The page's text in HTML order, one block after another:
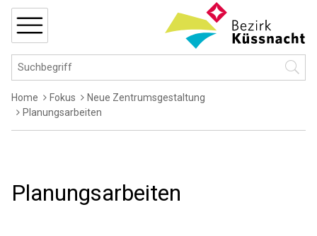
Navigieren in Küssnacht
Schnellnavigation
Hauptnavigation
Suchbegriff
Breadcrumb
Home Fokus
Neue Zentrumsgestaltung
Planungsarbeiten
Planungsarbeiten